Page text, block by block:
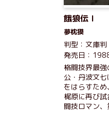
餓狼伝 I
夢枕獏
判型：文庫判
発売日：
格闘技界最
公・丹波文
をはらすた
梶原に再び
闘技ロマン、